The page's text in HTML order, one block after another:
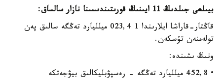
بيىلعى جىلدىڭ 11 ايىنىڭ قورىتىندىسىنا نازار سالساق:
قاڭتار-قاراشا ايلارىندا 1 023,4 ميلليارد تەڭگە سالىق پەن
تولەمنەن تۇسكەن.
ونىڭ ىشىندە:
• 452,8 ميلليارد تەڭگە - رەسپۋبليكالىق بيۋجەتكە